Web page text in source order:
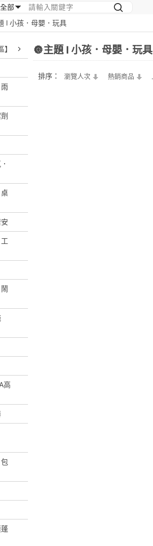
l 小孩．母嬰．玩具
高
🔘主題 l 小孩．母嬰．玩具
排序： 瀏覽人次 熱銷商品